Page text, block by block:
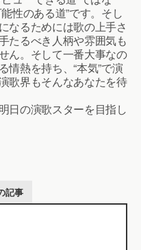
性のある道”です。そし
なるためには歌の上手さ
たるべき人柄や雰囲気も
ん。そして一番大事なの
情熱を持ち、“本気”で演
歌界もそんなあなたを待
日の演歌スターを目指し
記事